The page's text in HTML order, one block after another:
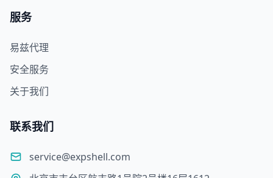
服务
易兹代理
安全服务
关于我们
联系我们
service@expshell.com